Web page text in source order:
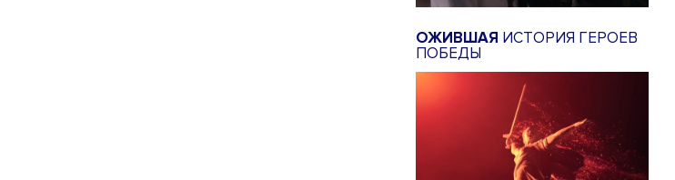
ОЖИВШАЯ ИСТОРИЯ ГЕРОЕВ
ПОБЕДЫ